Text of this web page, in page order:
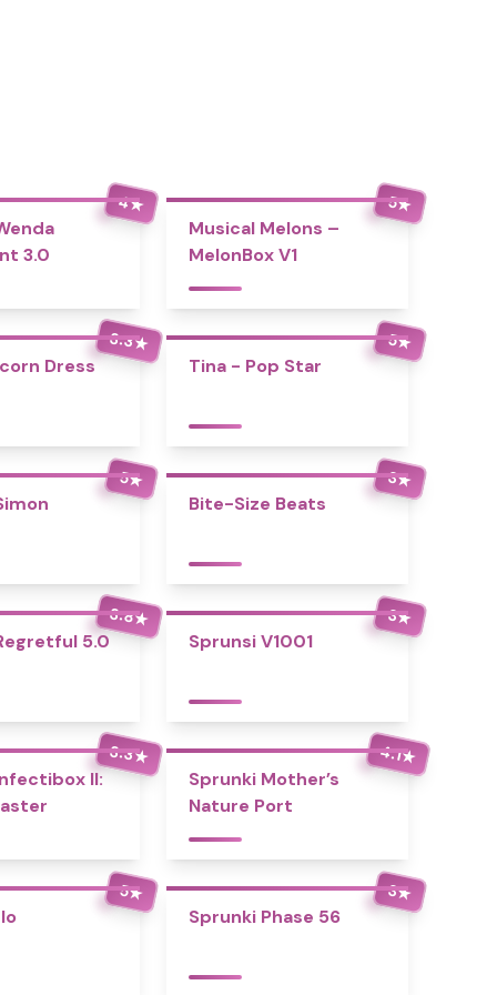
4★
3.0
5★
Musical Melons –
MelonBox V1
3.3★
Dress
5★
Tina - Pop Star
5★ 3★
Bite-Size Beats
3.8★
5.0
3★
Sprunsi V1001
3.3★
II:
4.1★
Sprunki Mother’s
Nature Port
5★ 3★
Sprunki Phase 56